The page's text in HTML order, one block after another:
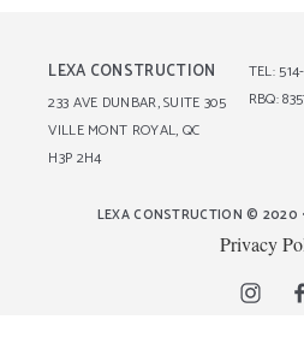
LEXA CONSTRUCTION
233 AVE DUNBAR, SUITE 305
VILLE MONT ROYAL, QC
H3P 2H4
TEL:
RBQ:
LEXA CONSTRUCTION © 2020
Privacy